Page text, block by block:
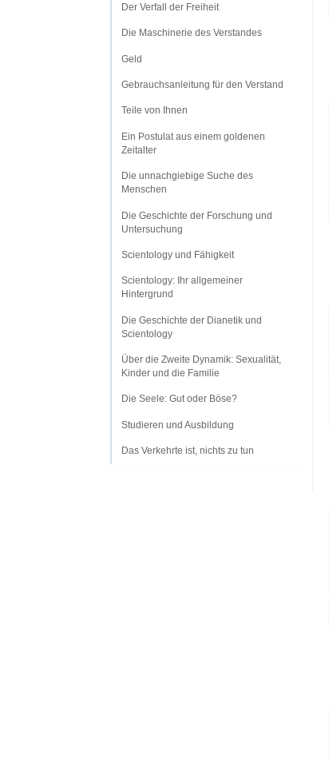
Der Verfall der Freiheit
Die Maschinerie des Verstandes
Geld
Gebrauchsanleitung für den Verstand
Teile von Ihnen
Ein Postulat aus einem goldenen
Zeitalter
Die unnachgiebige Suche des
Menschen
Die Geschichte der Forschung und
Untersuchung
Scientology und Fähigkeit
Scientology: Ihr allgemeiner
Hintergrund
Die Geschichte der Dianetik und
Scientology
Über die Zweite Dynamik: Sexualität,
Kinder und die Familie
Die Seele: Gut oder Böse?
Studieren und Ausbildung
Das Verkehrte ist, nichts zu tun